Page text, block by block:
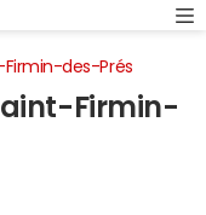
Firmin-des-Prés
Firmin-